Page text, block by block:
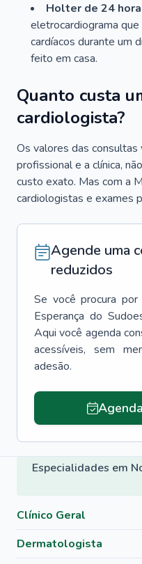
Holter de 24
eletrocardiograma
cardíacos durante um
feito em casa.
Quanto custa
cardiologista?
Os valores das consultas
profissional e a clínica,
custo exato. Mas com a
cardiologistas e exames
Agende uma
reduzidos
Se você procura por
Esperança do
Aqui você agenda
acessíveis, sem
adesão.
Especialidades em
Clínico Geral
Dermatologista